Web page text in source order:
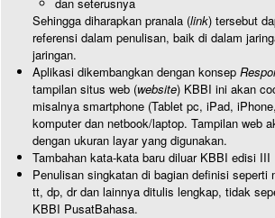
Sehingga diharapkan pranala (link) tersebut
referensi dalam penulisan, baik di dalam
jaringan.
Aplikasi dikembangkan dengan konsep
tampilan situs web (website) KBBI ini akan
misalnya smartphone (Tablet pc, iPad,
komputer dan netbook/laptop. Tampilan web
dengan ukuran layar yang digunakan.
Tambahan kata-kata baru diluar KBBI edisi III
Penulisan singkatan di bagian definisi seperti
tt, dp, dr dan lainnya ditulis lengkap, tidak
KBBI PusatBahasa.